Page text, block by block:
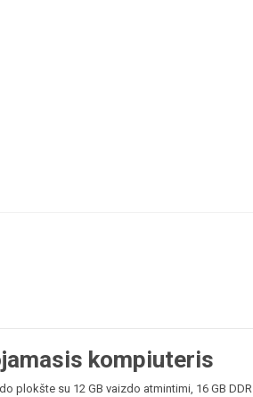
kompiuteris
plokšte su 12 GB vaizdo atmintimi, 16 GB